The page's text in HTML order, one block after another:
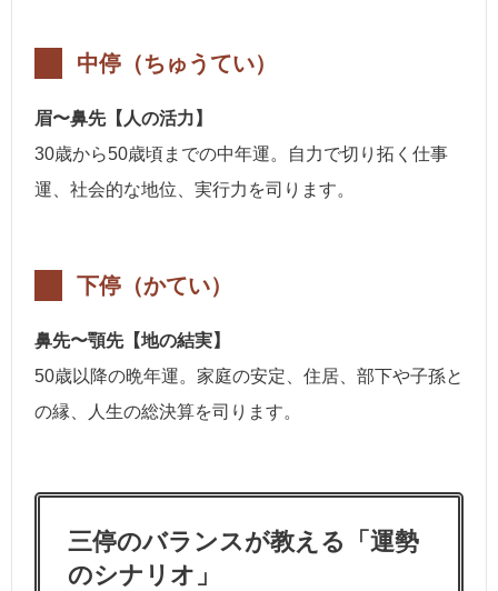
中停（ちゅうてい）
眉〜鼻先【人の活力】
30歳から50歳頃までの中年運。自力で切り拓く仕事
運、社会的な地位、実行力を司ります。
下停（かてい）
鼻先〜顎先【地の結実】
50歳以降の晩年運。家庭の安定、住居、部下や子孫と
の縁、人生の総決算を司ります。
三停のバランスが教える「運勢
のシナリオ」